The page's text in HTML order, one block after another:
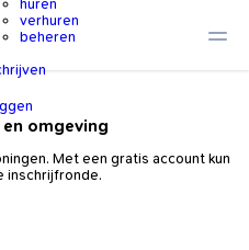
huren
verhuren
beheren
omgeving
Met een gratis account kun
inschrijfronde.